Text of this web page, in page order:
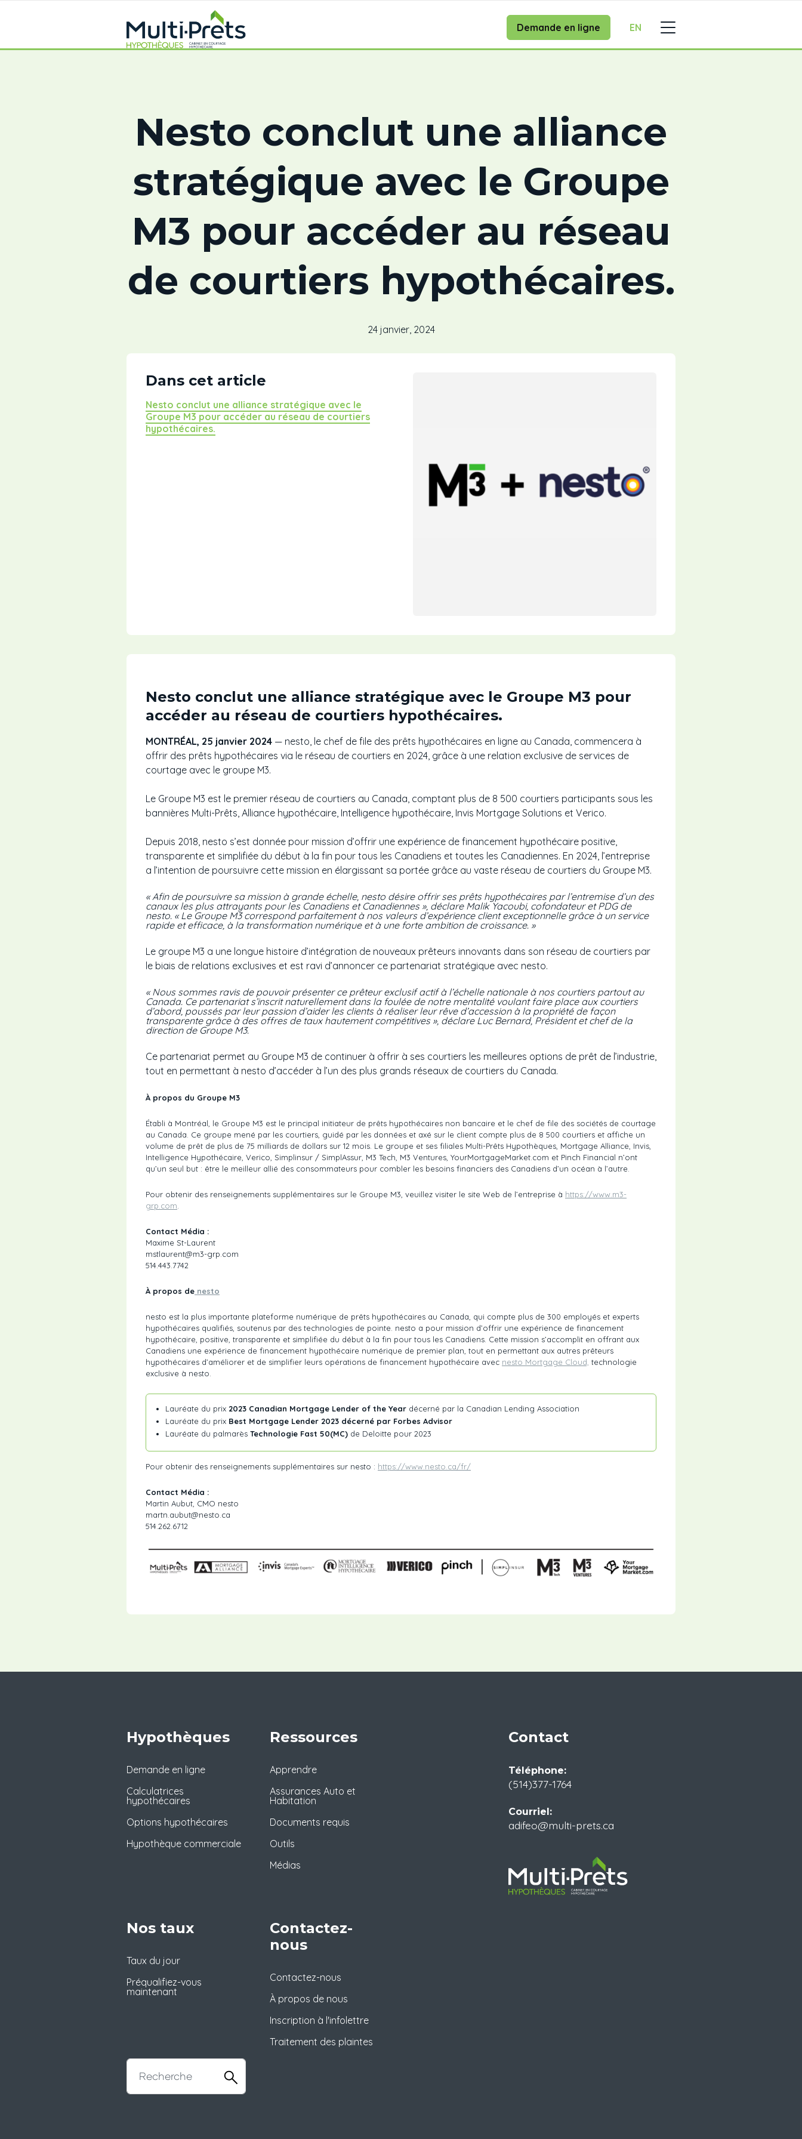
Demande en ligne EN
Nesto conclut une alliance
stratégique avec le Groupe
M3 pour accéder au réseau
de courtiers hypothécaires.
24 janvier, 2024
Dans cet article
Nesto conclut une alliance stratégique avec le
Groupe M3 pour accéder au réseau de courtiers
hypothécaires.
Nesto conclut une alliance stratégique avec le Groupe M3 pour
accéder au réseau de courtiers hypothécaires.
MONTRÉAL, 25 janvier 2024 — nesto, le chef de file des prêts hypothécaires en ligne au Canada, commencera à
offrir des prêts hypothécaires via le réseau de courtiers en 2024, grâce à une relation exclusive de services de
courtage avec le groupe M3.
Le Groupe M3 est le premier réseau de courtiers au Canada, comptant plus de 8 500 courtiers participants sous les
bannières Multi-Prêts, Alliance hypothécaire, Intelligence hypothécaire, Invis Mortgage Solutions et Verico.
Depuis 2018, nesto s’est donnée pour mission d’offrir une expérience de financement hypothécaire positive,
transparente et simplifiée du début à la fin pour tous les Canadiens et toutes les Canadiennes. En 2024, l’entreprise
a l’intention de poursuivre cette mission en élargissant sa portée grâce au vaste réseau de courtiers du Groupe M3.
« Afin de poursuivre sa mission à grande échelle, nesto désire offrir ses prêts hypothécaires par l’entremise d’un des
canaux les plus attrayants pour les Canadiens et Canadiennes », déclare Malik Yacoubi, cofondateur et PDG de
nesto. « Le Groupe M3 correspond parfaitement à nos valeurs d’expérience client exceptionnelle grâce à un service
rapide et efficace, à la transformation numérique et à une forte ambition de croissance. »
Le groupe M3 a une longue histoire d’intégration de nouveaux prêteurs innovants dans son réseau de courtiers par
le biais de relations exclusives et est ravi d’annoncer ce partenariat stratégique avec nesto.
« Nous sommes ravis de pouvoir présenter ce prêteur exclusif actif à l’échelle nationale à nos courtiers partout au
Canada. Ce partenariat s’inscrit naturellement dans la foulée de notre mentalité voulant faire place aux courtiers
d’abord, poussés par leur passion d’aider les clients à réaliser leur rêve d’accession à la propriété de façon
transparente grâce à des offres de taux hautement compétitives », déclare Luc Bernard, Président et chef de la
direction de Groupe M3.
Ce partenariat permet au Groupe M3 de continuer à offrir à ses courtiers les meilleures options de prêt de l’industrie,
tout en permettant à nesto d’accéder à l’un des plus grands réseaux de courtiers du Canada.
À propos du Groupe M3
Établi à Montréal, le Groupe M3 est le principal initiateur de prêts hypothécaires non bancaire et le chef de file des sociétés de courtage
au Canada. Ce groupe mené par les courtiers, guidé par les données et axé sur le client compte plus de 8 500 courtiers et affiche un
volume de prêt de plus de 75 milliards de dollars sur 12 mois. Le groupe et ses filiales Multi-Prêts Hypothèques, Mortgage Alliance, Invis,
Intelligence Hypothécaire, Verico, Simplinsur / SimplAssur, M3 Tech, M3 Ventures, YourMortgageMarket.com et Pinch Financial n’ont
qu’un seul but : être le meilleur allié des consommateurs pour combler les besoins financiers des Canadiens d’un océan à l’autre.
Pour obtenir des renseignements supplémentaires sur le Groupe M3, veuillez visiter le site Web de l’entreprise à https://www.m3-
grp.com
Contact Média :
Maxime St-Laurent
mstlaurent@m3-grp.com
514.443.7742
À propos de nesto
nesto est la plus importante plateforme numérique de prêts hypothécaires au Canada, qui compte plus de 300 employés et experts
hypothécaires qualifiés, soutenus par des technologies de pointe. nesto a pour mission d’offrir une expérience de financement
hypothécaire, positive, transparente et simplifiée du début à la fin pour tous les Canadiens. Cette mission s’accomplit en offrant aux
Canadiens une expérience de financement hypothécaire numérique de premier plan, tout en permettant aux autres prêteurs
hypothécaires d’améliorer et de simplifier leurs opérations de financement hypothécaire avec nesto Mortgage Cloud, technologie
exclusive à nesto.
Lauréate du prix 2023 Canadian Mortgage Lender of the Year décerné par la Canadian Lending Association
Lauréate du prix Best Mortgage Lender 2023 décerné par Forbes Advisor
Lauréate du palmarès Technologie Fast 50(MC) de Deloitte pour 2023
Pour obtenir des renseignements supplémentaires sur nesto : https://www.nesto.ca/fr/
Contact Média :
Martin Aubut, CMO nesto
martn.aubut@nesto.ca
514.262.6712
Hypothèques
Demande en ligne
Calculatrices
hypothécaires
Options hypothécaires
Hypothèque commerciale
Ressources
Apprendre
Assurances Auto et
Habitation
Documents requis
Outils
Médias
Nos taux
Taux du jour
Préqualifiez-vous
maintenant
Contactez-
nous
Contactez-nous
À propos de nous
Inscription à l'infolettre
Traitement des plaintes
Contact
Téléphone:
(514)377-1764
Courriel:
adifeo@multi-prets.ca